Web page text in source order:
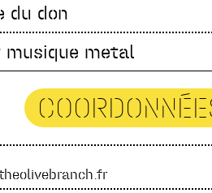
du don
musique metal